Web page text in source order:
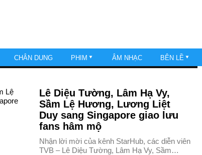
CHÂN DUNG PHIM ÂM NHẠC BÊN LỀ
Lê Diệu Tường, Lâm Hạ Vy,
Sầm Lệ Hương, Lương Liệt
Duy sang Singapore giao lưu
fans hâm mộ
Nhận lời mời của kênh StarHub, các diễn viên
TVB – Lê Diệu Tường, Lâm Hạ Vy, Sầm…